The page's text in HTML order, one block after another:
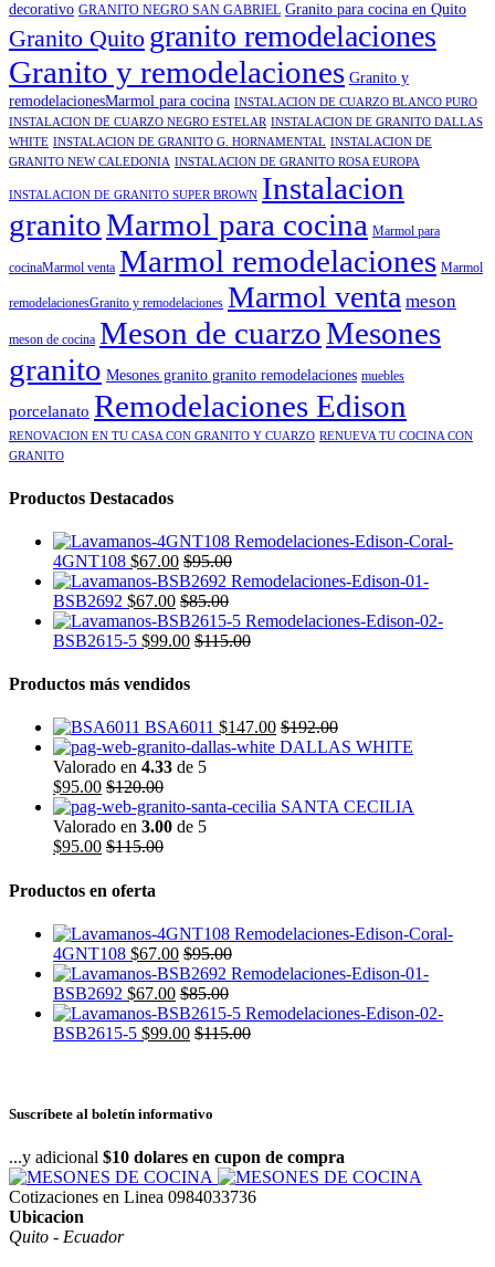
decorativo GRANITO NEGRO SAN GABRIEL Granito para cocina en Quito
Granito Quito granito remodelaciones
Granito y remodelaciones Granito y
remodelacionesMarmol para cocina INSTALACION DE CUARZO BLANCO PURO
INSTALACION DE CUARZO NEGRO ESTELAR INSTALACION DE GRANITO DALLAS
WHITE INSTALACION DE GRANITO G. HORNAMENTAL INSTALACION DE
GRANITO NEW CALEDONIA INSTALACION DE GRANITO ROSA EUROPA
INSTALACION DE GRANITO SUPER BROWN Instalacion
granitoMarmol para cocina Marmol para
cocinaMarmol venta Marmol remodelaciones Marmol
remodelacionesGranito y remodelaciones Marmol venta meson
meson de cocina Meson de cuarzoMesones
granito Mesones granito granito remodelaciones muebles
porcelanato Remodelaciones Edison
RENOVACION EN TU CASA CON GRANITO Y CUARZO RENUEVA TU COCINA CON
GRANITO
Productos Destacados
4GNT108 $67.00 $95.00
BSB2692 $67.00 $85.00
BSB2615-5 $99.00 $115.00
Productos más vendidos
BSA6011 $147.00 $192.00
DALLAS WHITE
Valorado en 4.33 de 5
$95.00 $120.00
SANTA CECILIA
Valorado en 3.00 de 5
$95.00 $115.00
Productos en oferta
4GNT108 $67.00 $95.00
BSB2692 $67.00 $85.00
BSB2615-5 $99.00 $115.00
Suscríbete al boletín informativo
...y adicional $10 dolares en cupon de compra
Cotizaciones en Linea 0984033736
Ubicacion
Quito - Ecuador